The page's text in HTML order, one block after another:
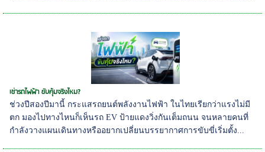
เช่ารถไฟฟ้า ขับคุ้มจริงไหม?
ช่วงปีสองปีมานี้ กระแสรถยนต์พลังงานไฟฟ้า ในไทยเรียกว่าแรงไม่มี
ตก มองไปทางไหนก็เห็นรถ EV ป้ายแดงวิ่งกันเต็มถนน จนหลายคนที่
กำลังวางแผนเดินทางหรืออยากเปลี่ยนบรรยากาศการขับขี่เริ่มตั้ง...